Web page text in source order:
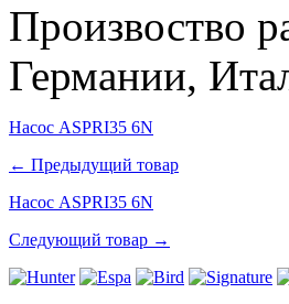
Произвоство
Германии,
Насос ASPRI35 6N
← Предыдущий товар
Насос ASPRI35 6N
Следующий товар →